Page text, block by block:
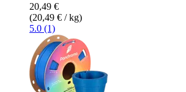
20,49 €
(20,49 € / kg)
5.0 (1)